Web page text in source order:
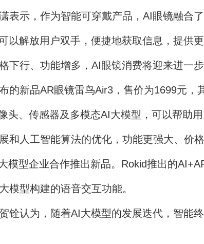
示，作为智能可穿戴产品，AI眼镜融合
以解放用户双手，便捷地获取信息，提供
行、功能增多，AI眼镜消费将迎来进一步
新品AR眼镜雷鸟Air3，售价为1699元，其
、传感器及多模态AI大模型，可以帮助
和人工智能算法的优化，功能更强大、价
型企业合作推出新品。Rokid推出的
模型构建的语音交互功能。
认为，随着AI大模型的发展迭代，智能终